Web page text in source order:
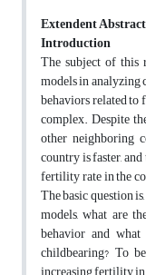
Extendent Abstract
Introduction
The subject of this
models in
behaviors related
complex. Despite
other neighboring
country is faster,
fertility rate in the
The basic question
models, what are
behavior and
childbearing? To